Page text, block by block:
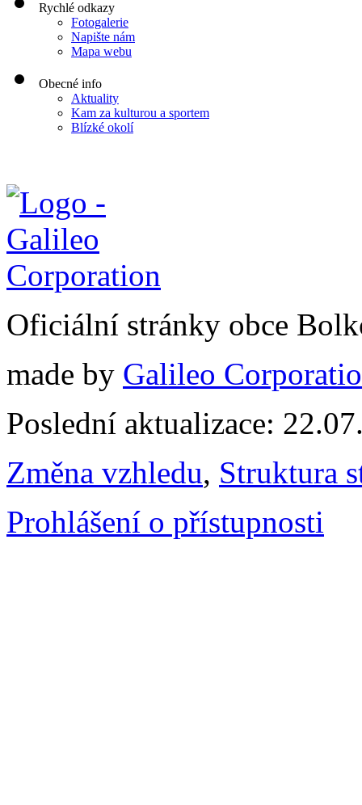
Rychlé odkazy
Fotogalerie
Napište nám
Mapa webu
Obecné info
Aktuality
Kam za kulturou a sportem
Blízké okolí
Oficiální stránky obce
made by Galileo
Poslední aktualizace:
Změna vzhledu, Struktura
Prohlášení o přístupnosti